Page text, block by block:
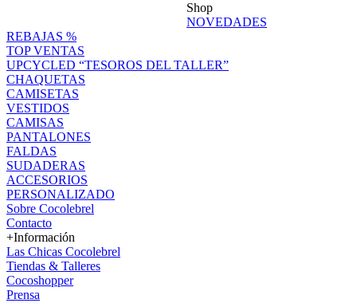
Shop
NOVEDADES
REBAJAS %
TOP VENTAS
UPCYCLED “TESOROS DEL TALLER”
CHAQUETAS
CAMISETAS
VESTIDOS
CAMISAS
PANTALONES
FALDAS
SUDADERAS
ACCESORIOS
PERSONALIZADO
Sobre Cocolebrel
Contacto
+Información
Las Chicas Cocolebrel
Tiendas & Talleres
Cocoshopper
Prensa